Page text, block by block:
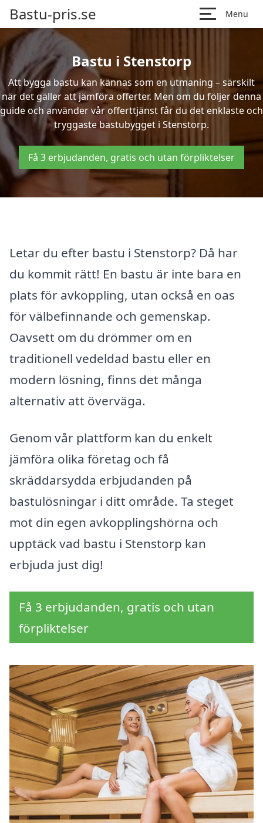
Bastu-pris.se Menu
Bastu i Stenstorp
Att bygga bastu kan kännas som en utmaning – särskilt
när det gäller att jämföra offerter. Men om du följer denna
guide och använder vår offerttjänst får du det enklaste och
tryggaste bastubygget i Stenstorp.
Få 3 erbjudanden, gratis och utan förpliktelser
Letar du efter bastu i Stenstorp? Då har
du kommit rätt! En bastu är inte bara en
plats för avkoppling, utan också en oas
för välbefinnande och gemenskap.
Oavsett om du drömmer om en
traditionell vedeldad bastu eller en
modern lösning, finns det många
alternativ att överväga.
Genom vår plattform kan du enkelt
jämföra olika företag och få
skräddarsydda erbjudanden på
bastulösningar i ditt område. Ta steget
mot din egen avkopplingshörna och
upptäck vad bastu i Stenstorp kan
erbjuda just dig!
Få 3 erbjudanden, gratis och utan
förpliktelser